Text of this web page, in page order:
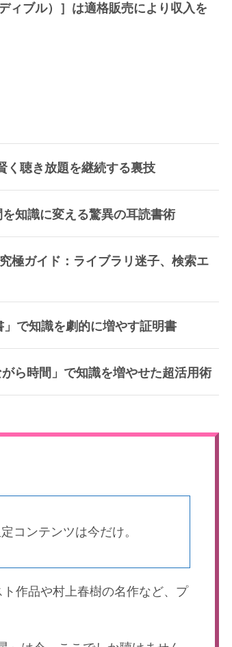
ィブル）］は適格販売により収入を
く聴き放題を継続する裏技
知識に変える驚異の耳読書術
極ガイド：ライブラリ迷子、検索エ
で知識を劇的に増やす証明書
ら時間」で知識を増やせた超活用術
コンテンツは今だけ。
作品や村上春樹の名作など、プ